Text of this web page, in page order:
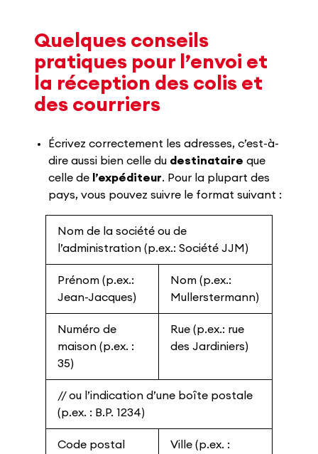
Quelques conseils
pratiques pour l’envoi et
la réception des colis et
des courriers
Écrivez correctement les adresses, c’est-à-
dire aussi bien celle du destinataire que
celle de l’expéditeur. Pour la plupart des
pays, vous pouvez suivre le format suivant :
Nom de la société ou de
l’administration (p.ex.: Société JJM)
Prénom (p.ex.:
Jean-Jacques)
Nom (p.ex.:
Mullerstermann)
Numéro de
maison (p.ex. :
35)
Rue (p.ex.: rue
des Jardiniers)
// ou l’indication d’une boîte postale
(p.ex. : B.P. 1234)
Code postal
Ville (p.ex. :